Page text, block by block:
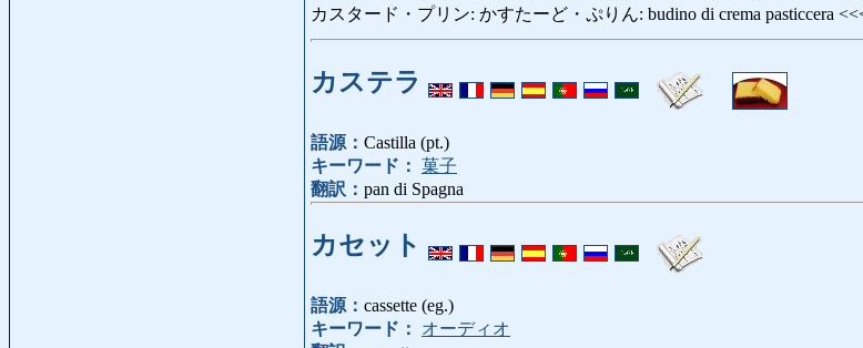
カスタード・プリン: かすたーど・ぷりん: budino di crema pasticcera
カステラ
語源： Castilla (pt.)
キーワード： 菓子
翻訳： pan di Spagna
カセット
語源： cassette (eg.)
キーワード：
オーディオ